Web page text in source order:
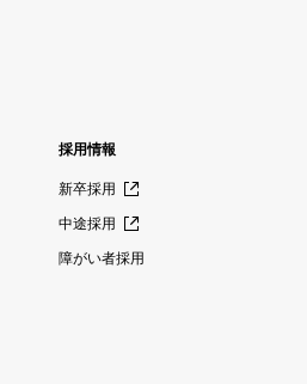
採用情報
新卒採用
中途採用
障がい者採用